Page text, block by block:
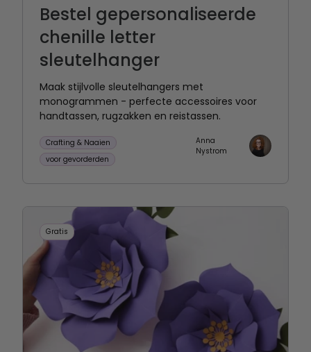
Bestel gepersonaliseerde
chenille letter
sleutelhanger
Maak stijlvolle sleutelhangers met
monogrammen - perfecte accessoires voor
handtassen, rugzakken en reistassen.
Crafting & Naaien
voor gevorderden
Anna
Nystrom
Gratis